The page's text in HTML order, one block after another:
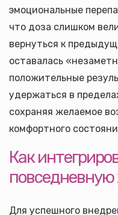
эмоциональные
что доза слишком
вернуться к
оставалась
положительные
удержаться в
сохраняя желаемое
комфортного
Как
Для успешного